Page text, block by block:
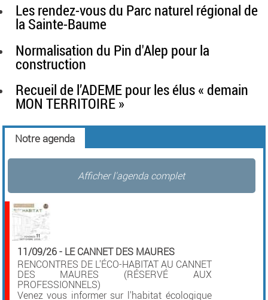
Les rendez-vous du Parc naturel régional de
la Sainte-Baume
Normalisation du Pin d'Alep pour la
construction
Recueil de l’ADEME pour les élus « demain
MON TERRITOIRE »
Notre agenda
Afficher l'agenda complet
11/09/26- LE CANNET DES MAURES
RENCONTRES DE L'ÉCO-HABITAT AU CANNET
DES MAURES (RÉSERVÉ AUX
PROFESSIONNELS)
Venez vous informer sur l'habitat écologique